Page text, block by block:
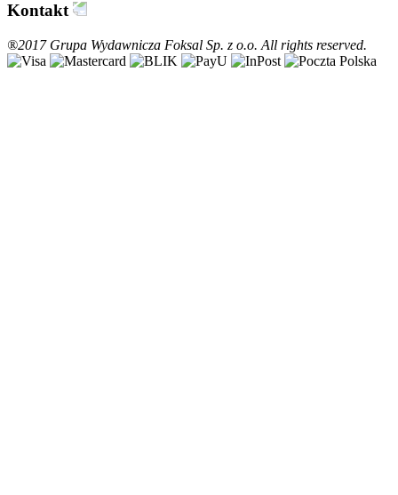
Kontakt
®2017 Grupa Wydawnicza Foksal Sp. z o.o. All rights reserved.